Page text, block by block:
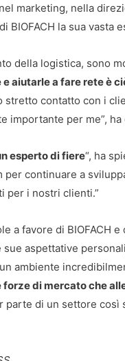
marketing, nella
BIOFACH la sua vasta
della logistica, sono
e aiutarle a fare rete è
stretto contatto con i
importante per me”, ha
esperto di fiere“, ha
continuare a
per i nostri clienti.”
a favore di BIOFACH
aspettative
ambiente
di mercato che
parte di un settore così